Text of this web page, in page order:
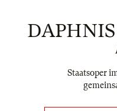
Staatsoper